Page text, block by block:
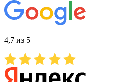
4,7 из 5